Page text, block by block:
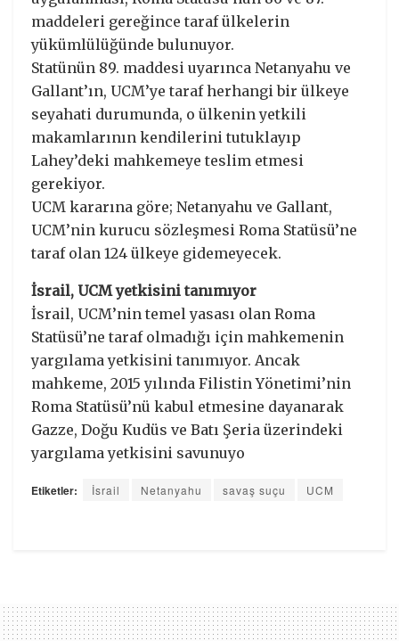
maddeleri gereğince taraf ülkelerin
yükümlülüğünde bulunuyor.
Statünün 89. maddesi uyarınca Netanyahu ve
Gallant’ın, UCM’ye taraf herhangi bir ülkeye
seyahati durumunda, o ülkenin yetkili
makamlarının kendilerini tutuklayıp
Lahey’deki mahkemeye teslim etmesi
gerekiyor.
UCM kararına göre; Netanyahu ve Gallant,
UCM’nin kurucu sözleşmesi Roma Statüsü’ne
taraf olan 124 ülkeye gidemeyecek.
İsrail, UCM yetkisini tanımıyor
İsrail, UCM’nin temel yasası olan Roma
Statüsü’ne taraf olmadığı için mahkemenin
yargılama yetkisini tanımıyor. Ancak
mahkeme, 2015 yılında Filistin Yönetimi’nin
Roma Statüsü’nü kabul etmesine dayanarak
Gazze, Doğu Kudüs ve Batı Şeria üzerindeki
yargılama yetkisini savunuyo
Etiketler: İsrail Netanyahu savaş suçu UCM